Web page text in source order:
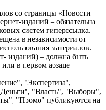
со страницы «Новости
изданий – обязательна
систем гиперссылка.
в независимости от
материалов.
изданий) – должна быть
или в первом абзаце
"Экспертиза",
"Власть", "Выборы",
"Промо" публикуются на